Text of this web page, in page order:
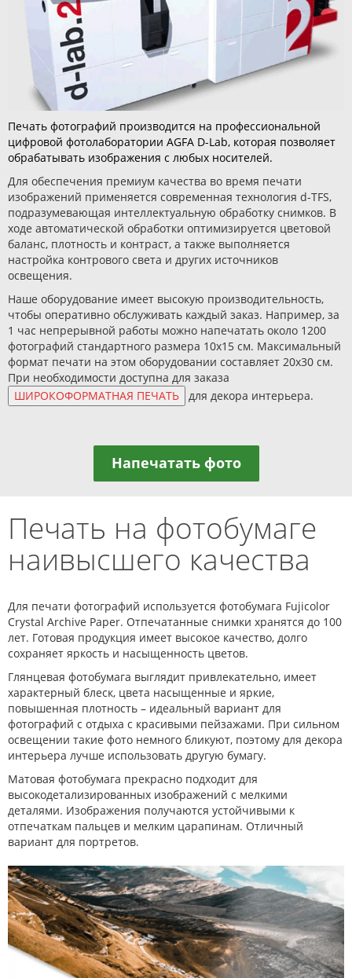
Печать фотографий производится на профессиональной
цифровой фотолаборатории AGFA D-Lab, которая позволяет
обрабатывать изображения с любых носителей.
Для обеспечения премиум качества во время печати
изображений применяется современная технология d-TFS,
подразумевающая интеллектуальную обработку снимков. В
ходе автоматической обработки оптимизируется цветовой
баланс, плотность и контраст, а также выполняется
настройка контрового света и других источников
освещения.
Наше оборудование имеет высокую производительность,
чтобы оперативно обслуживать каждый заказ. Например, за
1 час непрерывной работы можно напечатать около 1200
фотографий стандартного размера 10х15 см. Максимальный
формат печати на этом оборудовании составляет 20х30 см.
При необходимости доступна для заказа
для декора интерьера.
Напечатать фото
Печать на фотобумаге
наивысшего качества
Для печати фотографий используется фотобумага Fujicolor
Crystal Archive Paper. Отпечатанные снимки хранятся до 100
лет. Готовая продукция имеет высокое качество, долго
сохраняет яркость и насыщенность цветов.
Глянцевая фотобумага выглядит привлекательно, имеет
характерный блеск, цвета насыщенные и яркие,
повышенная плотность – идеальный вариант для
фотографий с отдыха с красивыми пейзажами. При сильном
освещении такие фото немного бликуют, поэтому для декора
интерьера лучше использовать другую бумагу.
Матовая фотобумага прекрасно подходит для
высокодетализированных изображений с мелкими
деталями. Изображения получаются устойчивыми к
отпечаткам пальцев и мелким царапинам. Отличный
вариант для портретов.